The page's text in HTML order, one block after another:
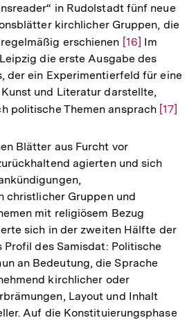
in Rudolstadt fünf neue
kirchlicher Gruppen, die
erschienen Zur
Auflösung
der
Fußnote
[16] Im
die erste Ausgabe des
der ein Experimentierfeld für eine
und Literatur darstellte,
politische Themen ansprach Zur
[17]
Blätter aus Furcht vor
agierten und sich
christlicher Gruppen und
mit religiösem Bezug
sich in der zweiten Hälfte der
des Samisdat: Politische
an Bedeutung, die Sprache
kirchlicher oder
Layout und Inhalt
Auf die Konstituierungsphase